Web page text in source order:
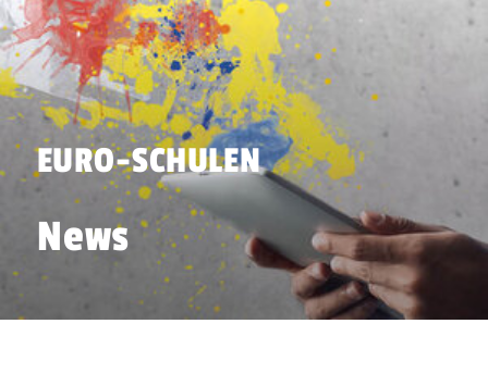
EURO-SCHULEN
News